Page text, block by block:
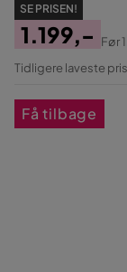
SE PRISEN!
Pris
1.199,-
Original
Før
Tidligere laveste
Få tilbage